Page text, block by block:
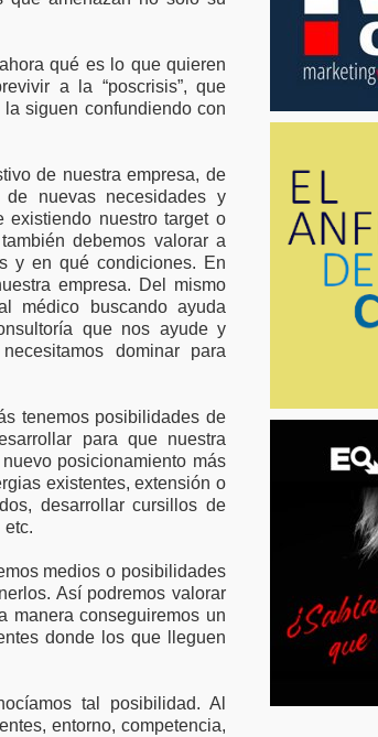
qué es lo que quieren
a la “poscrisis”, que
siguen confundiendo con
de nuestra empresa, de
nuevas necesidades y
nuestro target o
debemos valorar a
y en qué condiciones. En
empresa. Del mismo
médico buscando ayuda
que nos ayude y
dominar para
tenemos posibilidades de
para que nuestra
posicionamiento más
existentes, extensión o
desarrollar cursillos de
etc.
medios o posibilidades
Así podremos valorar
manera conseguiremos un
donde los que lleguen
tal posibilidad. Al
entorno, competencia,